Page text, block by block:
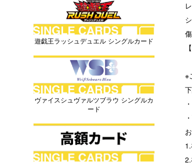
※
遊戯王ラッシュデュエル シングルカード
ヴァイスシュヴァルツブラウ シングルカ
ード